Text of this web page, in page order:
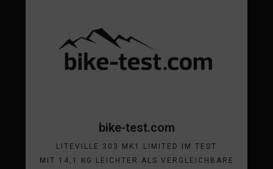
bike-test.com
LITEVILLE 303 MK1 LIMITED IM TEST
MIT 14,1 KG LEICHTER ALS VERGLEICHBARE